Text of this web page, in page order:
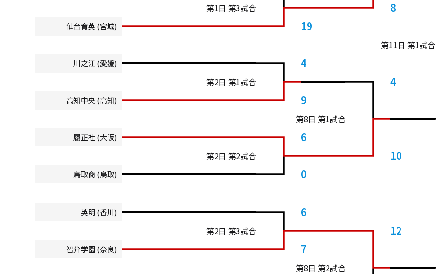
第1日 第3試合 8
仙台育英 (宮城) 19
第11日 第1試合
川之江 (愛媛) 4
第2日 第1試合 4
高知中央 (高知) 9
第8日 第1試合
履正社 (大阪) 6
第2日 第2試合 10
鳥取商 (鳥取) 0
英明 (香川) 6
第2日 第3試合 12
智弁学園 (奈良) 7
第8日 第2試合